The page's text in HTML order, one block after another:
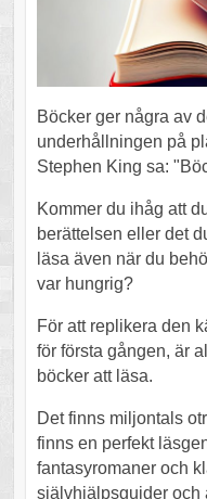
Böcker ger några av
underhållningen på
Stephen King sa:
Kommer du ihåg att
berättelsen eller det
läsa även när du
var hungrig?
För att replikera den
för första gången, är
böcker att läsa.
Det finns miljontals
finns en perfekt
fantasyromaner och
självhjälpsguider och